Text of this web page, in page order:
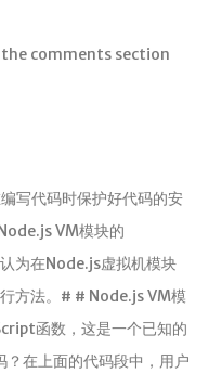
comments section
写代码时保护好代码的安
VM模块的
为在Node.js虚拟机模块
方法。# # Node.js VM模
函数，这是一个已知的
在上面的代码段中，用户